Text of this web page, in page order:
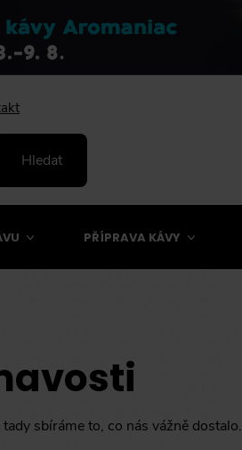
Hledat
PŘÍPRAVA KÁVY
sbíráme to, co nás vážně dostalo.